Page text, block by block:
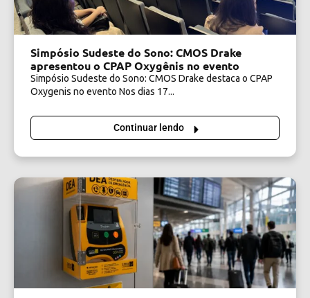
Simpósio Sudeste do Sono: CMOS Drake
apresentou o CPAP Oxygênis no evento
Simpósio Sudeste do Sono: CMOS Drake destaca o CPAP
Oxygenis no evento Nos dias 17...
Continuar lendo